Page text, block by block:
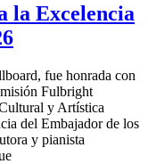
la Excelencia
fue honrada con
Fulbright
y Artística
del Embajador de los
y pianista